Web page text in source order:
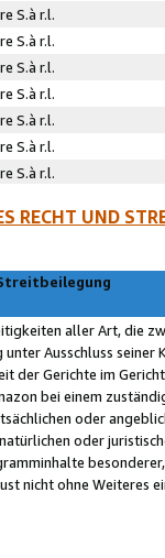
S.à r.l.
S.à r.l.
S.à r.l.
S.à r.l.
S.à r.l.
S.à r.l.
S.à r.l.
RECHT UND
aller Art, die
Ausschluss
der Gerichte im
bei einem
oder
oder
nicht ohne Weiteres